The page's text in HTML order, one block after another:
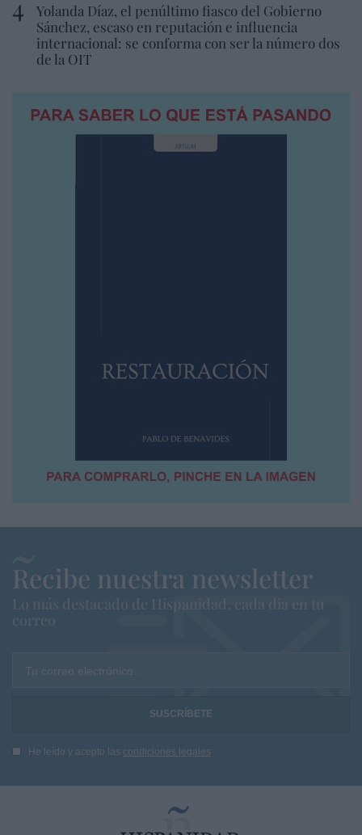
Yolanda Díaz, el penúltimo fiasco del Gobierno
Sánchez, escaso en reputación e influencia
internacional: se conforma con ser la número dos
de la OIT
Recibe nuestra newsletter
Lo más destacado de Hispanidad, cada dia en tu
correo
Tu correo electrónico...
He leído y acepto las condiciones legales